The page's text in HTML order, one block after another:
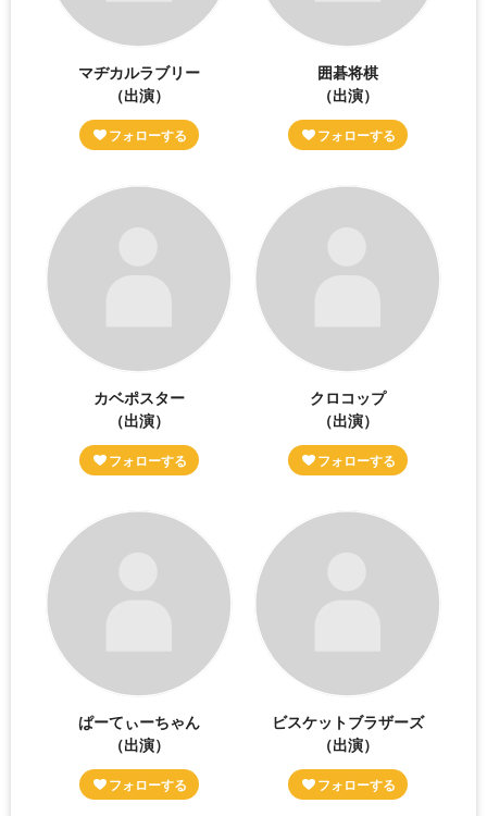
マヂカルラブリー
（出演）
囲碁将棋
（出演）
カベポスター
（出演）
クロコップ
（出演）
ぱーてぃーちゃん
（出演）
ビスケットブラザーズ
（出演）